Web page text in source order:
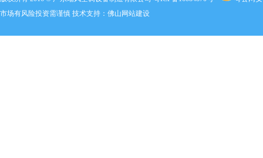
市场有风险投资需谨慎 技术支持： 佛山网站建设